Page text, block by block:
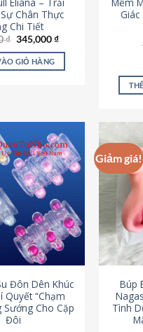
Eliana – Trải
Chân Thực
Chi Tiết
₫ Giá
là:
545,000 ₫.
345,000₫Giá
tại
GIỎ HÀNG
Mềm
Đôn Dên Khúc
Quyết “Chạm
Sướng Cho Cặp
Đôi
Giảm giá!
Búp
Tình